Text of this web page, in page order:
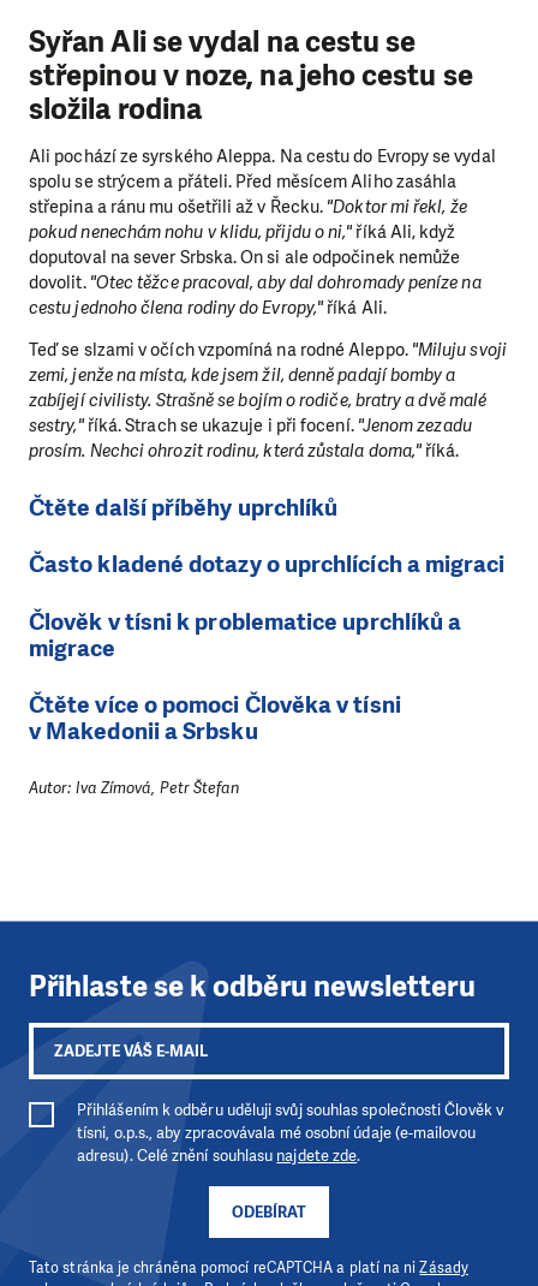
Syřan Ali se vydal na cestu se
střepinou v noze, na jeho cestu se
složila rodina
Ali pochází ze syrského Aleppa. Na cestu do Evropy se vydal
spolu se strýcem a přáteli. Před měsícem Aliho zasáhla
střepina a ránu mu ošetřili až v Řecku. "Doktor mi řekl, že
pokud nenechám nohu v klidu, přijdu o ni,"říká Ali, když
doputoval na sever Srbska. On si ale odpočinek nemůže
dovolit. "Otec těžce pracoval, aby dal dohromady peníze na
cestu jednoho člena rodiny do Evropy,"říká Ali.
Teď se slzami v očích vzpomíná na rodné Aleppo. "Miluju svoji
zemi, jenže na místa, kde jsem žil, denně padají bomby a
zabíjejí civilisty. Strašně se bojím o rodiče, bratry a dvě malé
sestry,"říká. Strach se ukazuje i při focení. "Jenom zezadu
prosím. Nechci ohrozit rodinu, která zůstala doma,"říká.
Čtěte další příběhy uprchlíků
Často kladené dotazy o uprchlících a migraci
Člověk v tísni k problematice uprchlíků a
migrace
Čtěte více o pomoci Člověka v tísni
v Makedonii a Srbsku
Autor: Iva Zímová, Petr Štefan
PODPOŘTE NÁS!
podpory. Ať už se nám rozhodnete pomoci jedním darem nebo
pomoci vždy tam, kde je to nejvíce potřeba.
DAROVAT DAROVAT PRAVIDELNĚ
Přihlaste se k odběru newsletteru
ODEBÍRAT
Přihlášením k odběru uděluji svůj souhlas společnosti Člověk v
tísni, o.p.s., aby zpracovávala mé osobní údaje (e-mailovou
adresu). Celé znění souhlasu najdete zde.
Tato stránka je chráněna pomocí reCAPTCHA a platí na niZásady